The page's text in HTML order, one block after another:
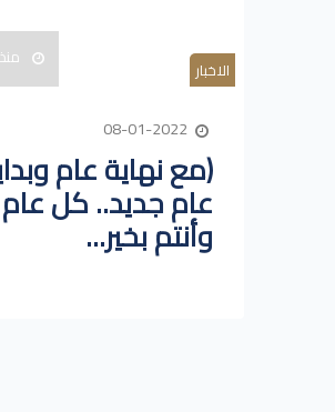
الاخبار منذ 4 سنوات
(مع نهاية عام
عام جديد.. كل عام
وأنتم بخير...